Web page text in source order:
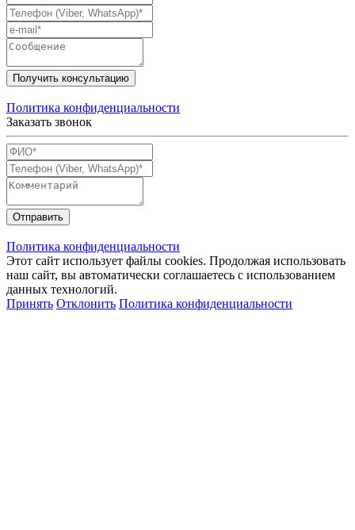
Получить консультацию
Политика конфиденциальности
Заказать звонок
Отправить
Политика конфиденциальности
Этот сайт использует файлы cookies. Продолжая использовать
наш сайт, вы автоматически соглашаетесь с использованием
данных технологий.
Принять Отклонить Политика конфиденциальности